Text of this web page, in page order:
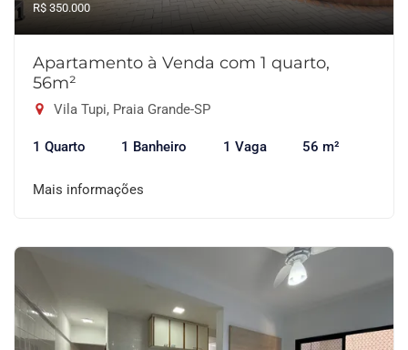
R$ 350.000
Apartamento à Venda com 1 quarto,
56m²
Vila Tupi, Praia Grande-SP
1 Quarto 1 Banheiro 1 Vaga 56 m²
Mais informações